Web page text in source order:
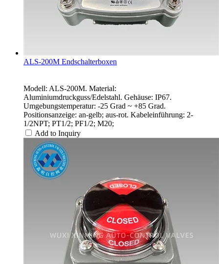
ALS-200M Endschalterboxen
Modell: ALS-200M. Material:
Aluminiumdruckguss/Edelstahl. Gehäuse: IP67.
Umgebungstemperatur: -25 Grad ~ +85 Grad.
Positionsanzeige: an-gelb; aus-rot. Kabeleinführung: 2-
1/2NPT; PT1/2; PF1/2; M20;
Add to Inquiry